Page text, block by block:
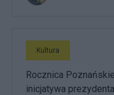
Kultura
Rocznica
inicjatywa